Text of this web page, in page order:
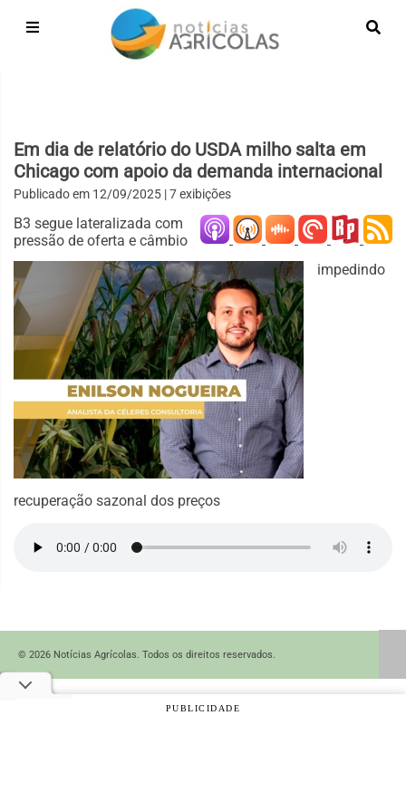
Em dia de relatório do USDA milho salta em
Chicago com apoio da demanda internacional
Publicado em 12/09/2025 | 7 exibições
B3 segue lateralizada com
pressão de oferta e câmbio
impedindo
recuperação sazonal dos preços
© 2026 Notícias Agrícolas. Todos os direitos reservados.
PUBLICIDADE